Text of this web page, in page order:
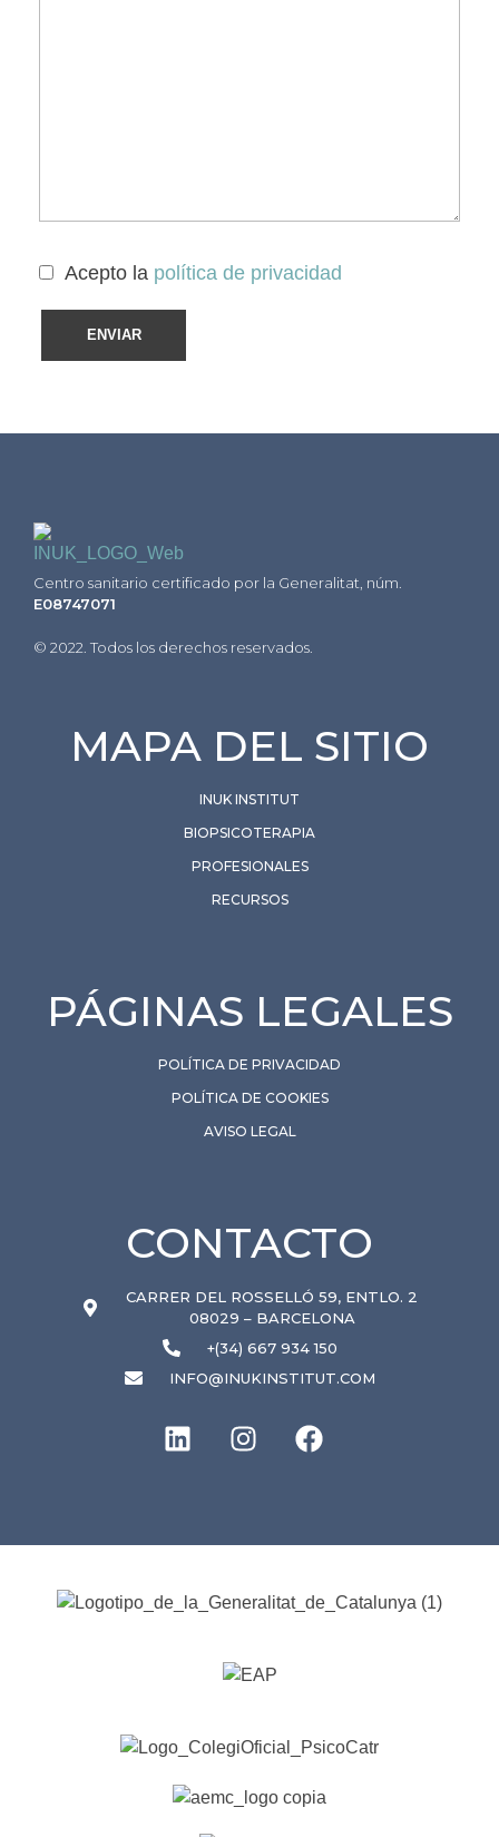
Acepto la política de privacidad
Inuk Institut
Centro sanitario certificado por la Generalitat, núm.
E08747071
© 2022. Todos los derechos reservados.
MAPA DEL SITIO
INUK INSTITUT
BIOPSICOTERAPIA
PROFESIONALES
RECURSOS
PÁGINAS LEGALES
POLÍTICA DE PRIVACIDAD
POLÍTICA DE COOKIES
AVISO LEGAL
CONTACTO
CARRER DEL ROSSELLÓ 59, ENTLO. 2
08029 – BARCELONA
+(34) 667 934 150
INFO@INUKINSTITUT.COM